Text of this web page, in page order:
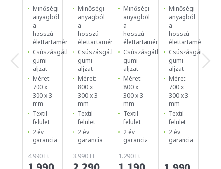
Minőségi
anyagból
a
hosszú
élettartamért
Csúszásgátló
gumi
aljzat
Méret:
700 x
300 x 3
mm
Textil
felület
2 év
garancia
4.990 Ft
1.990
Minőségi
anyagból
a
hosszú
élettartamért
Csúszásgátló
gumi
aljzat
Méret:
800 x
300 x 3
mm
Textil
felület
2 év
garancia
3.990 Ft
2.290
Minőségi
anyagból
a
hosszú
élettartamért
Csúszásgátló
gumi
aljzat
Méret:
800 x
300 x 3
mm
Textil
felület
2 év
garancia
1.290 Ft
1.190
Minőségi
anyagból
a
hosszú
élettartamért
Csúszásgátló
gumi
aljzat
Méret:
700 x
300 x 3
mm
Textil
felület
2 év
garancia